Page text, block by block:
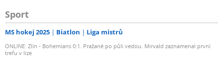
Sport
MS hokej 2025 Biatlon Liga mistrů
ONLINE: Zlín - Bohemians 0:1. Pražané po půli vedou. Mirvald zaznamenal první
trefu v lize